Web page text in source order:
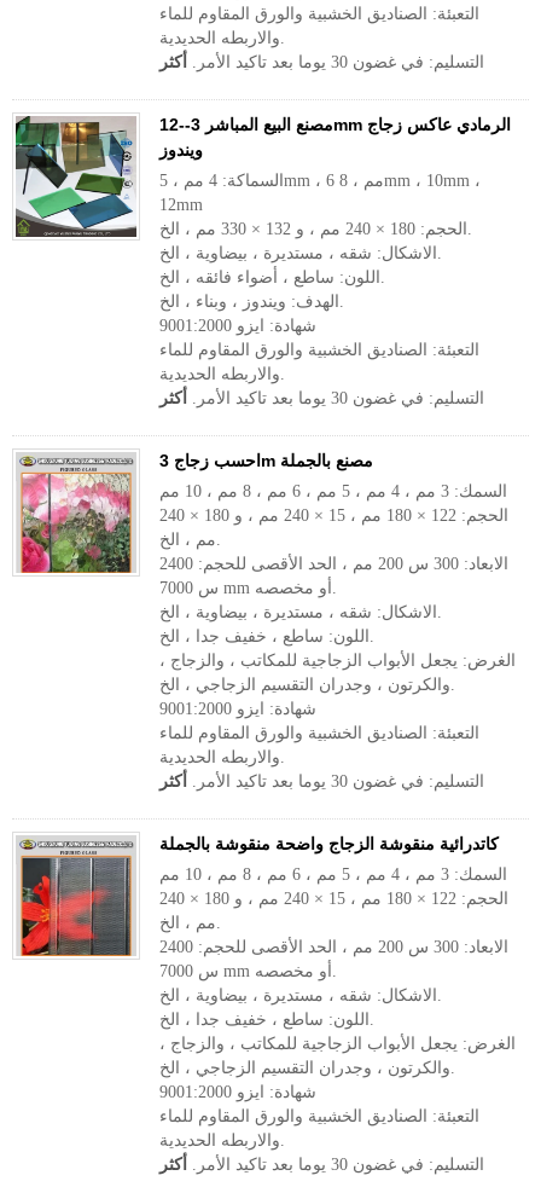
التعبئة: الصناديق الخشبية والورق المقاوم للماء
والاربطه الحديدية.
التسليم: في غضون 30 يوما بعد تاكيد الأمر.
أكثر
مصنع البيع المباشر 3--12mm الرمادي عاكس زجاج
ويندوز
السماكة: 4 مم ، 5mm ، 6 مم ، 8mm ، 10mm ،
12mm
الحجم: 180 × 240 مم ، و 132 × 330 مم ، الخ.
الاشكال: شقه ، مستديرة ، بيضاوية ، الخ.
اللون: ساطع ، أضواء فائقه ، الخ.
الهدف: ويندوز ، وبناء ، الخ.
شهادة: ايزو 9001:2000
التعبئة: الصناديق الخشبية والورق المقاوم للماء
والاربطه الحديدية.
التسليم: في غضون 30 يوما بعد تاكيد الأمر.
أكثر
احسب زجاج 3m مصنع بالجملة
السمك: 3 مم ، 4 مم ، 5 مم ، 6 مم ، 8 مم ، 10 مم
الحجم: 122 × 180 مم ، 15 × 240 مم ، و 180 × 240
مم ، الخ.
الابعاد: 300 س 200 مم ، الحد الأقصى للحجم: 2400
س 7000 mm أو مخصصه.
الاشكال: شقه ، مستديرة ، بيضاوية ، الخ.
اللون: ساطع ، خفيف جدا ، الخ.
الغرض: يجعل الأبواب الزجاجية للمكاتب ، والزجاج ،
والكرتون ، وجدران التقسيم الزجاجي ، الخ.
شهادة: ايزو 9001:2000
التعبئة: الصناديق الخشبية والورق المقاوم للماء
والاربطه الحديدية.
التسليم: في غضون 30 يوما بعد تاكيد الأمر.
أكثر
كاتدرائية منقوشة الزجاج واضحة منقوشة بالجملة
السمك: 3 مم ، 4 مم ، 5 مم ، 6 مم ، 8 مم ، 10 مم
الحجم: 122 × 180 مم ، 15 × 240 مم ، و 180 × 240
مم ، الخ.
الابعاد: 300 س 200 مم ، الحد الأقصى للحجم: 2400
س 7000 mm أو مخصصه.
الاشكال: شقه ، مستديرة ، بيضاوية ، الخ.
اللون: ساطع ، خفيف جدا ، الخ.
الغرض: يجعل الأبواب الزجاجية للمكاتب ، والزجاج ،
والكرتون ، وجدران التقسيم الزجاجي ، الخ.
شهادة: ايزو 9001:2000
التعبئة: الصناديق الخشبية والورق المقاوم للماء
والاربطه الحديدية.
التسليم: في غضون 30 يوما بعد تاكيد الأمر.
أكثر